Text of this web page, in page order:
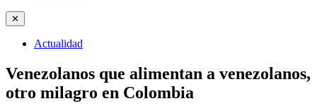
✕
Actualidad
Venezolanos que alimentan a venezolanos,
otro milagro en Colombia